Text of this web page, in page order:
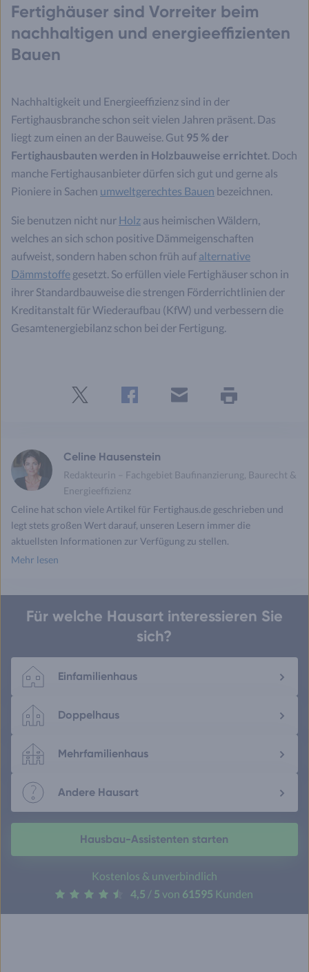
Fertighäuser sind Vorreiter beim
nachhaltigen und energieeffizienten
Bauen
Nachhaltigkeit und Energieeffizienz sind in der
Fertighausbranche schon seit vielen Jahren präsent. Das
liegt zum einen an der Bauweise. Gut 95 % der
Fertighausbauten werden in Holzbauweise errichtet. Doch
manche Fertighausanbieter dürfen sich gut und gerne als
Pioniere in Sachen umweltgerechtes Bauen bezeichnen.
Sie benutzen nicht nur Holz aus heimischen Wäldern,
welches an sich schon positive Dämmeigenschaften
aufweist, sondern haben schon früh auf alternative
Dämmstoffe gesetzt. So erfüllen viele Fertighäuser schon in
ihrer Standardbauweise die strengen Förderrichtlinien der
Kreditanstalt für Wiederaufbau (KfW) und verbessern die
Gesamtenergiebilanz schon bei der Fertigung.
Celine Hausenstein
Redakteurin – Fachgebiet Baufinanzierung, Baurecht &
Energieeffizienz
Celine hat schon viele Artikel für Fertighaus.de geschrieben und
legt stets großen Wert darauf, unseren Lesern immer die
aktuellsten Informationen zur Verfügung zu stellen.
Mehr lesen
Für welche Hausart interessieren Sie
sich?
Einfamilienhaus
Doppelhaus
Mehrfamilienhaus
Andere Hausart
Hausbau-Assistenten starten
Kostenlos & unverbindlich
4,5 / 5 von 61595 Kunden